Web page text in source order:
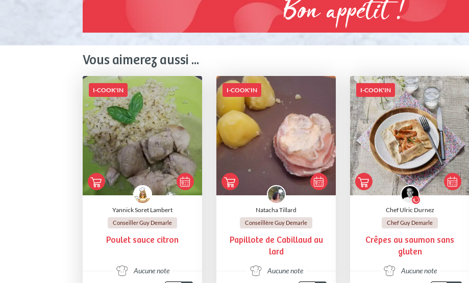
Bon appétit !
Vous aimerez aussi ...
I-COOK'IN
Yannick Soret Lambert
Conseiller Guy Demarle
Poulet sauce citron
Aucune note
I-COOK'IN
Natacha Tillard
Conseillère Guy Demarle
Papillote de Cabillaud au
lard
Aucune note
I-COOK'IN
Chef Ulric Durnez
Chef Guy Demarle
Crêpes au saumon sans
gluten
Aucune note